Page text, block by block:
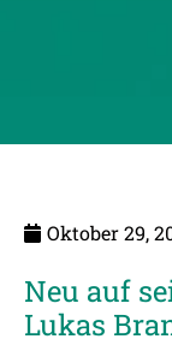
Oktober 29,
Neu auf
Lukas